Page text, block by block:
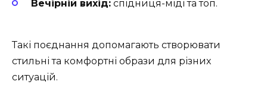
Вечірній вихід: спідниця-міді та топ.
Такі поєднання допомагають створювати
стильні та комфортні образи для різних
ситуацій.